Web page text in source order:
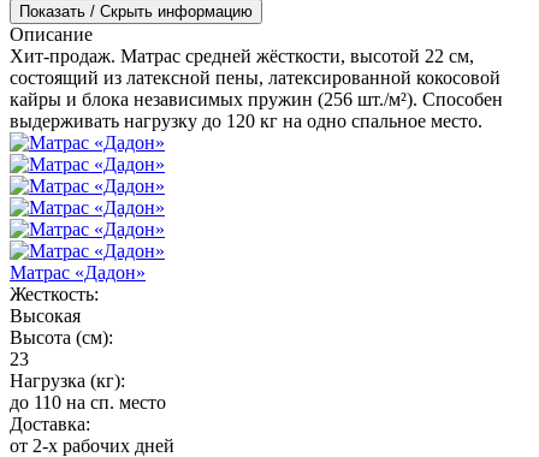
Показать / Скрыть информацию
Описание
Хит-продаж. Матрас средней жёсткости, высотой 22 см,
состоящий из латексной пены, латексированной кокосовой
кайры и блока независимых пружин (256 шт./м²). Способен
выдерживать нагрузку до 120 кг на одно спальное место.
Матрас «Дадон»
Жесткость:
Высокая
Высота (см):
23
Нагрузка (кг):
до 110 на сп. место
Доставка:
от 2-х рабочих дней